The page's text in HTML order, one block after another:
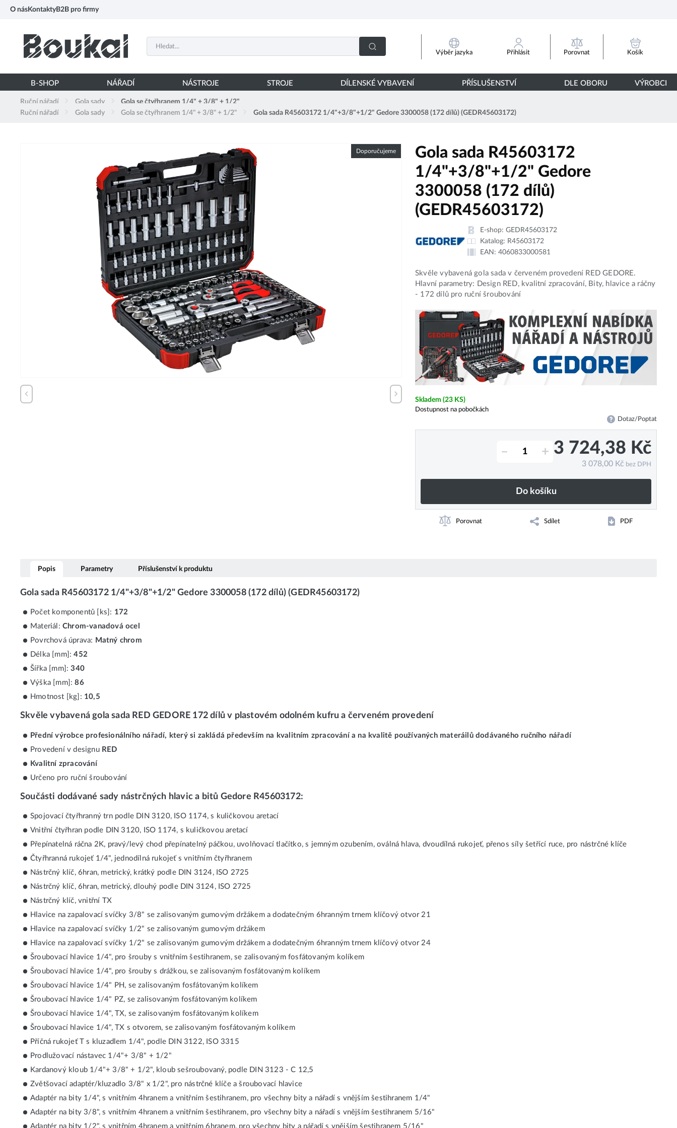
O nás Kontakty B2B pro firmy
Výběr jazyka Přihlásit Porovnat Košík
B-SHOP NÁŘADÍ NÁSTROJE STROJE DÍLENSKÉ VYBAVENÍ PŘÍSLUŠENSTVÍ DLE OBORU VÝROBCI
Ruční nářadí Gola sady
Gola se čtyřhranem 1/4" + 3/8" + 1/2"
Ruční nářadí
Gola sady Gola se čtyřhranem 1/4" + 3/8" + 1/2" Gola sada R45603172 1/4"+3/8"+1/2" Gedore 3300058 (172 dílů) (GEDR45603172)
Doporučujeme
Gola sada R45603172
1/4"+3/8"+1/2" Gedore
3300058 (172 dílů)
(GEDR45603172)
E-shop: GEDR45603172
Katalog: R45603172
EAN: 4060833000581
Skvěle vybavená gola sada v červeném provedení RED GEDORE.
Hlavní parametry: Design RED, kvalitní zpracování, Bity, hlavice a ráčny
- 172 dílů pro ruční šroubování
Skladem (23 KS)
Dostupnost na pobočkách
Dotaz/Poptat
– + 3 724,38 Kč
3 078,00 Kč bez DPH
Do košíku
Porovnat Sdílet PDF
Popis Parametry Příslušenství k produktu
Gola sada R45603172 1/4"+3/8"+1/2" Gedore 3300058 (172 dílů) (GEDR45603172)
Počet komponentů [ks]: 172
Materiál: Chrom-vanadová ocel
Povrchová úprava: Matný chrom
Délka [mm]:452
Šířka [mm]:340
Výška [mm]:86
Hmotnost [kg]: 10,5
Skvěle vybavená gola sada RED GEDORE 172 dílů v plastovém odolném kufru a červeném provedení
Přední výrobce profesionálního nářadí, který si zakládá především na kvalitním zpracování a na kvalitě používaných materáilů dodávaného ručního nářadí
Provedení v designu RED
Kvalitní zpracování
Určeno pro ruční šroubování
Součásti dodávané sady nástrčných hlavic a bitů Gedore R45603172:
Spojovací čtyřhranný trn podle DIN 3120, ISO 1174, s kuličkovou aretací
Vnitřní čtyřhran podle DIN 3120, ISO 1174, s kuličkovou aretací
Přepínatelná ráčna 2K, pravý/levý chod přepínatelný páčkou, uvolňovací tlačítko, s jemným ozubením, oválná hlava, dvoudílná rukojeť, přenos síly šetřící ruce, pro nástrčné klíče
Čtyřhranná rukojeť 1/4", jednodílná rukojeť s vnitřním čtyřhranem
Nástrčný klíč, 6hran, metrický, krátký podle DIN 3124, ISO 2725
Nástrčný klíč, 6hran, metrický, dlouhý podle DIN 3124, ISO 2725
Nástrčný klíč, vnitřní TX
Hlavice na zapalovací svíčky 3/8" se zalisovaným gumovým držákem a dodatečným 6hranným trnem klíčový otvor 21
Hlavice na zapalovací svíčky 1/2" se zalisovaným gumovým držákem
Hlavice na zapalovací svíčky 1/2" se zalisovaným gumovým držákem a dodatečným 6hranným trnem klíčový otvor 24
Šroubovací hlavice 1/4", pro šrouby s vnitřním šestihranem, se zalisovaným fosfátovaným kolíkem
Šroubovací hlavice 1/4", pro šrouby s drážkou, se zalisovaným fosfátovaným kolíkem
Šroubovací hlavice 1/4" PH, se zalisovaným fosfátovaným kolíkem
Šroubovací hlavice 1/4" PZ, se zalisovaným fosfátovaným kolíkem
Šroubovací hlavice 1/4", TX, se zalisovaným fosfátovaným kolíkem
Šroubovací hlavice 1/4", TX s otvorem, se zalisovaným fosfátovaným kolíkem
Příčná rukojeť T s kluzadlem 1/4", podle DIN 3122, ISO 3315
Prodlužovací nástavec 1/4"+ 3/8" + 1/2"
Kardanový kloub 1/4"+ 3/8" + 1/2", kloub sešroubovaný, podle DIN 3123 - C 12,5
Zvětšovací adaptér/kluzadlo 3/8" x 1/2", pro nástrčné klíče a šroubovací hlavice
Adaptér na bity 1/4", s vnitřním 4hranem a vnitřním šestihranem, pro všechny bity a nářadí s vnějším šestihranem 1/4"
Adaptér na bity 3/8", s vnitřním 4hranem a vnitřním šestihranem, pro všechny bity a nářadí s vnějším šestihranem 5/16"
Adaptér na bity 1/2", s vnitřním 4hranem a vnitřním 6hranem, pro všechny bity a nářadí s vnějším šestihranem 5/16"